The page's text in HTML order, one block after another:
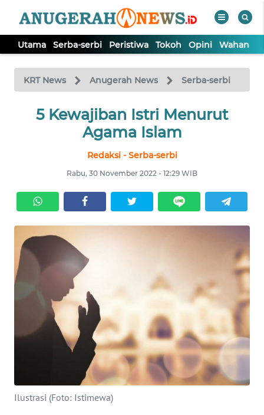
Utama Serba-serbi Peristiwa Tokoh Opini Wahana
KRT News Anugerah News Serba-serbi
5 Kewajiban Istri Menurut
Agama Islam
Redaksi - Serba-serbi
Rabu, 30 November 2022 - 12:29 WIB
Ilustrasi (Foto: Istimewa)
TV
Tutup
UTAMA
PERISTIWA
TOKOH
OPINI
WAHANA
INFRASTRUKTUR
WAHANA
WAHANA
TRAVEL